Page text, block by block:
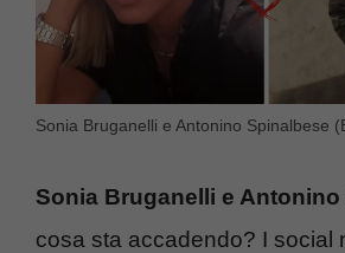
Sonia Bruganelli e Antonino Spinalbese
Sonia Bruganelli e
cosa sta accadendo? I social